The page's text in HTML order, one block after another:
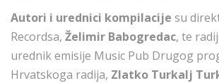
Autori i urednici kompilacije su
Recordsa, Želimir Babogredac, te
urednik emisije Music Pub Drugog
Hrvatskoga radija, Zlatko Turkalj